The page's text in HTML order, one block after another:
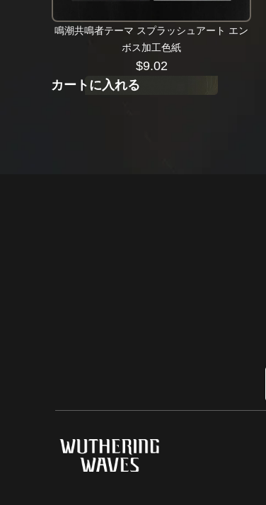
鳴潮共鳴者テーマ スプラッシュアート エン
ボス加工色紙
$9.02
カートに入れる